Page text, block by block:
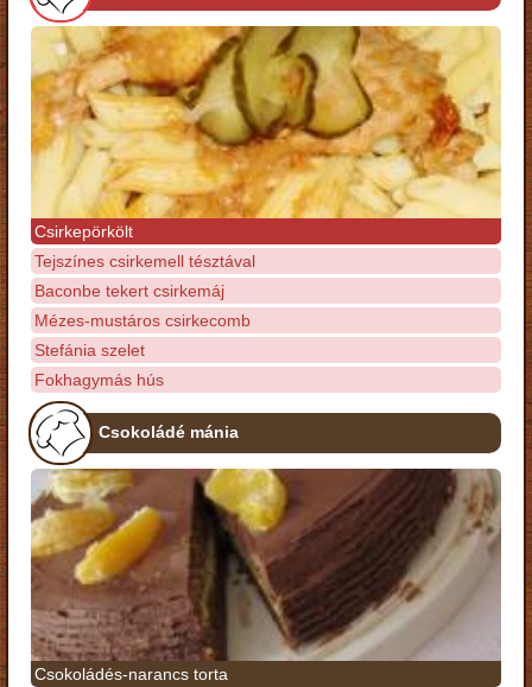
Csirkepörkölt
Tejszínes csirkemell tésztával
Baconbe tekert csirkemáj
Mézes-mustáros csirkecomb
Stefánia szelet
Fokhagymás hús
Csokoládé mánia
Csokoládés-narancs torta